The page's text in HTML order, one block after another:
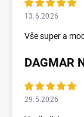
13.6.2026
Vše super a
DAGMAR
29.5.2026